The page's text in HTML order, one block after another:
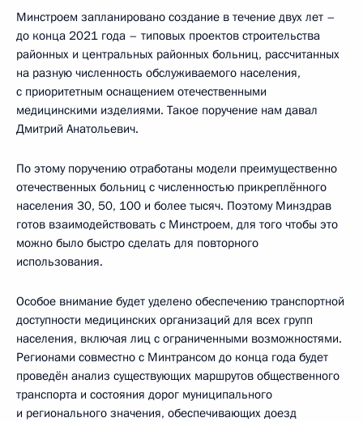
Минстроем запланировано создание в течение двух лет –
до конца 2021 года – типовых проектов строительства
районных и центральных районных больниц, рассчитанных
на разную численность обслуживаемого населения,
с приоритетным оснащением отечественными
медицинскими изделиями. Такое поручение нам давал
Дмитрий Анатольевич.
По этому поручению отработаны модели преимущественно
отечественных больниц с численностью прикреплённого
населения 30, 50, 100 и более тысяч. Поэтому Минздрав
готов взаимодействовать с Минстроем, для того чтобы это
можно было быстро сделать для повторного
использования.
Особое внимание будет уделено обеспечению транспортной
доступности медицинских организаций для всех групп
населения, включая лиц с ограниченными возможностями.
Регионами совместно с Минтрансом до конца года будет
проведён анализ существующих маршрутов общественного
транспорта и состояния дорог муниципального
и регионального значения, обеспечивающих доезд